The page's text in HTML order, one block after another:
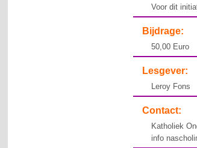
Voor dit
Bijdrage:
50,00 Euro
Lesgever:
Leroy Fons
Contact:
Katholiek
info